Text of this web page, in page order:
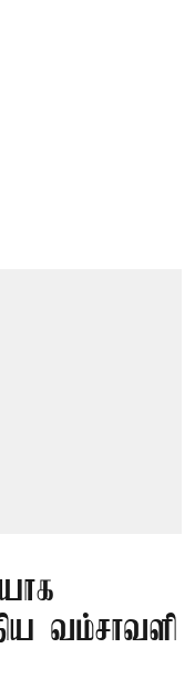
வம்சாவளி